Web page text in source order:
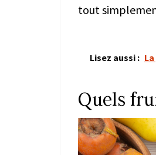
tout
Lisez aussi :
Quels